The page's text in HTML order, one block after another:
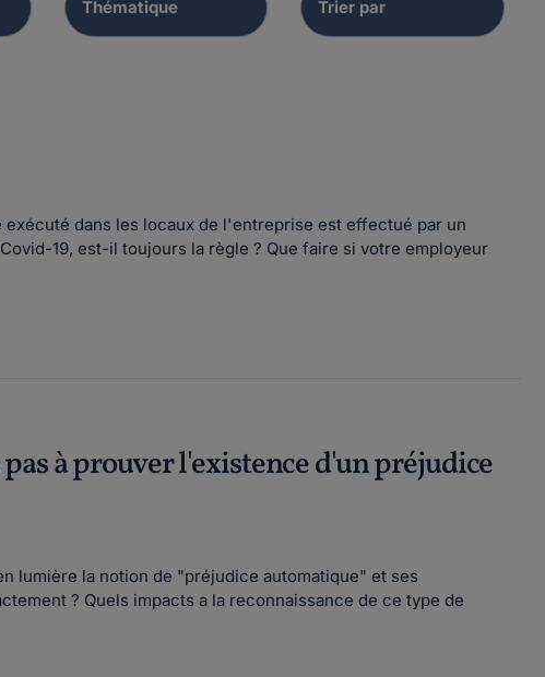
dans les locaux de l'entreprise est effectué par un
19, est-il toujours la règle ? Que faire si votre employeur
à prouver l'existence d'un préjudice
lumière la notion de "préjudice automatique" et ses
? Quels impacts a la reconnaissance de ce type de